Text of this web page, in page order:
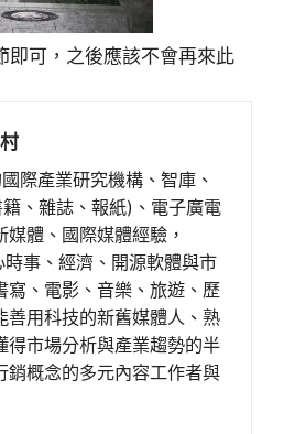
即可，之後應該不會再來此
際產業研究機構、智庫、
、雜誌、報紙)、電子廣電
體、國際媒體經驗，
事、經濟、開源軟體與市
寫、電影、音樂、旅遊、歷
善用科技的新舊媒體人、熟
得市場分析與產業趨勢的半
銷概念的多元內容工作者與